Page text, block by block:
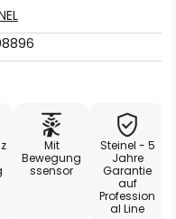
Mit
Bewegung
ssensor
Steinel - 5
Jahre
Garantie
auf
Profession
al Line